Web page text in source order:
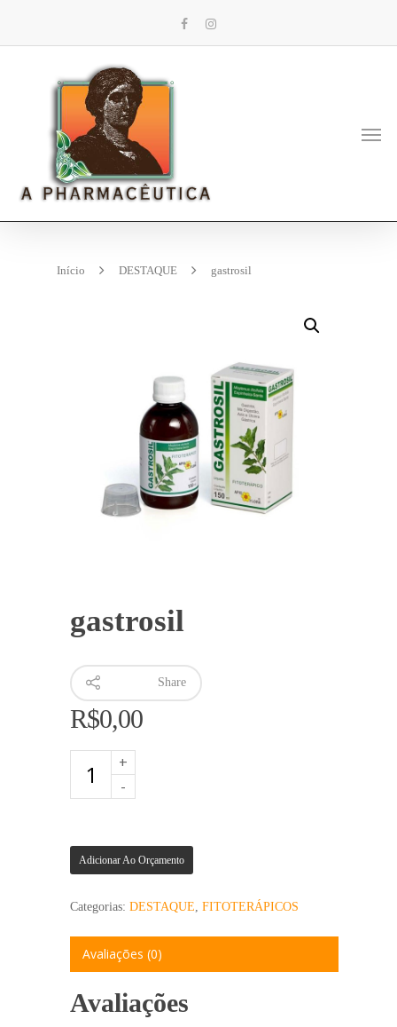
Início DESTAQUE gastrosil
gastrosil
Share
R$0,00
Adicionar Ao Orçamento
Categorias: DESTAQUE FITOTERÁPICOS
Avaliações (0)
Avaliações